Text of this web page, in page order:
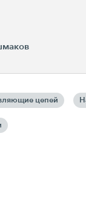
цепей